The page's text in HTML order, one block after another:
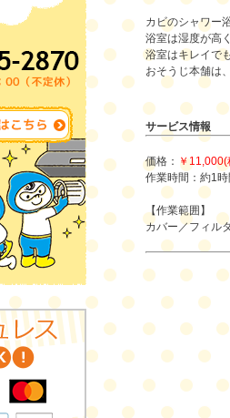
カビのシャワー
浴室は湿度が高
浴室はキレイで
おそうじ本舗は
サービス情報
価格： ￥
作業時間：約1時
【作業範囲】
カバー／フィル